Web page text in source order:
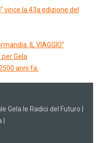
vince la 43a edizione del
IL VIAGGIO”
Gela
anni fa.
Gela le Radici del Futuro |
|